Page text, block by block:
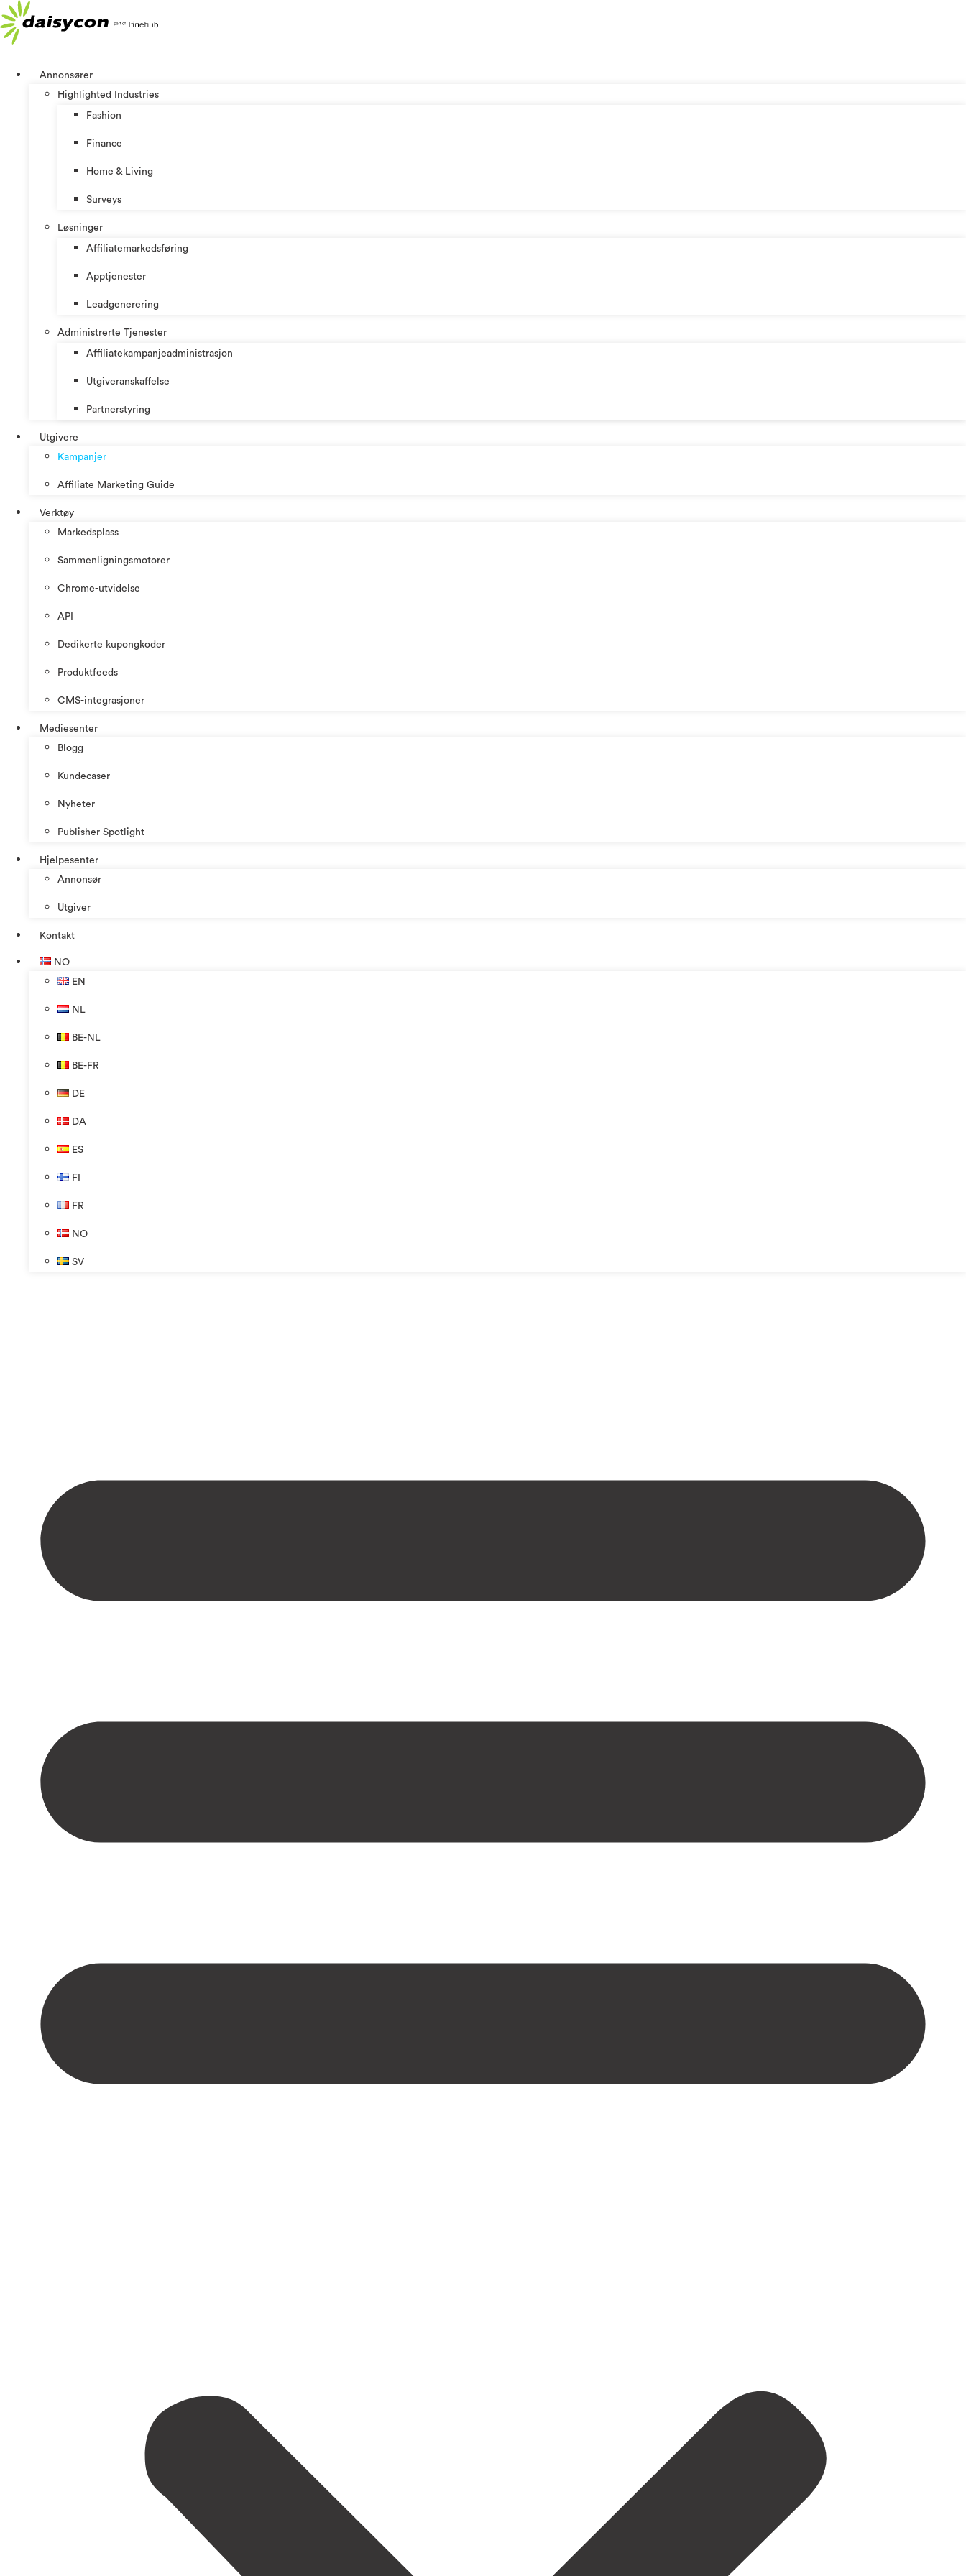
Skip
to
content
Annonsører
Highlighted Industries
Fashion
Finance
Home & Living
Surveys
Løsninger
Affiliatemarkedsføring
Apptjenester
Leadgenerering
Administrerte Tjenester
Affiliatekampanjeadministrasjon
Utgiveranskaffelse
Partnerstyring
Utgivere
Kampanjer
Affiliate Marketing Guide
Verktøy
Markedsplass
Sammenligningsmotorer
Chrome-utvidelse
API
Dedikerte kupongkoder
Produktfeeds
CMS-integrasjoner
Mediesenter
Blogg
Kundecaser
Nyheter
Publisher Spotlight
Hjelpesenter
Annonsør
Utgiver
Kontakt
NO
EN
NL
BE-NL
BE-FR
DE
DA
ES
FI
FR
NO
SV